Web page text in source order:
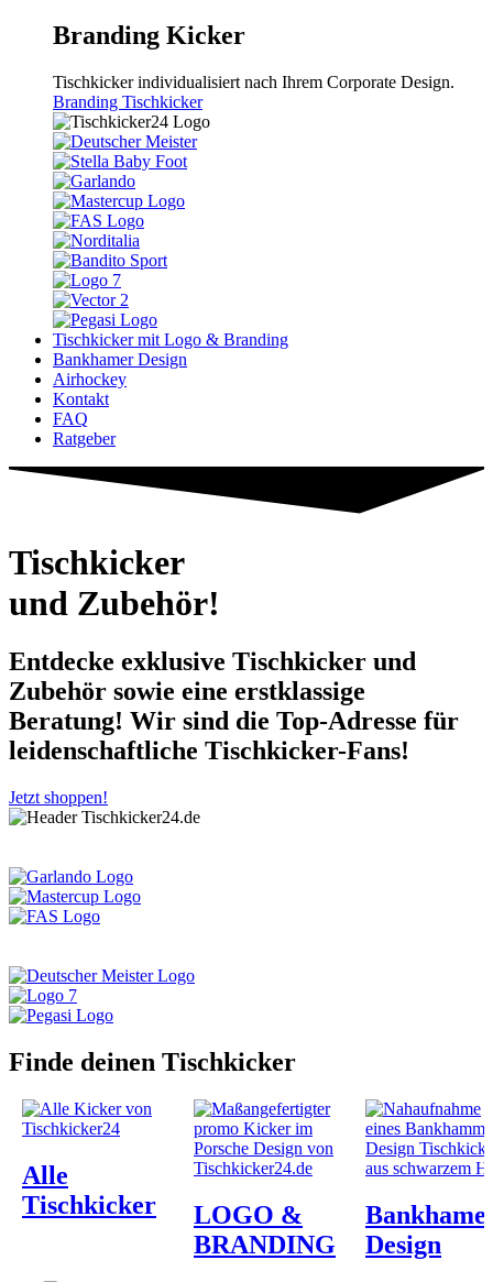
Branding Kicker
Tischkicker individualisiert nach Ihrem Corporate Design.
Branding Tischkicker
Tischkicker mit Logo & Branding
Bankhamer Design
Airhockey
Kontakt
FAQ
Ratgeber
Tischkicker
und Zubehör!
Entdecke exklusive Tischkicker und
Zubehör sowie eine erstklassige
Beratung! Wir sind die Top-Adresse für
leidenschaftliche Tischkicker-Fans!
Jetzt shoppen!
Finde deinen Tischkicker
Alle
Tischkicker
LOGO &
BRANDING
Design